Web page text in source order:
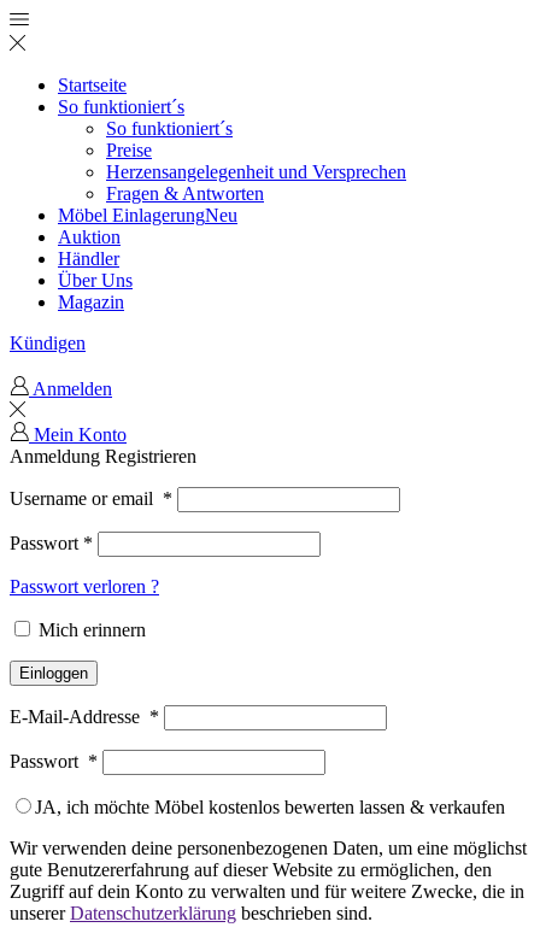
Startseite
So funktioniert´s
So funktioniert´s
Preise
Herzensangelegenheit und Versprechen
Fragen & Antworten
Möbel EinlagerungNeu
Auktion
Händler
Über Uns
Magazin
Kündigen
Anmelden
Mein Konto
Anmeldung Registrieren
Username or email *
Passwort *
Passwort verloren ?
Mich erinnern
Einloggen
E-Mail-Addresse *
Passwort *
JA, ich möchte Möbel kostenlos bewerten lassen & verkaufen
Wir verwenden deine personenbezogenen Daten, um eine möglichst
gute Benutzererfahrung auf dieser Website zu ermöglichen, den
Zugriff auf dein Konto zu verwalten und für weitere Zwecke, die in
unsererDatenschutzerklärung beschrieben sind.